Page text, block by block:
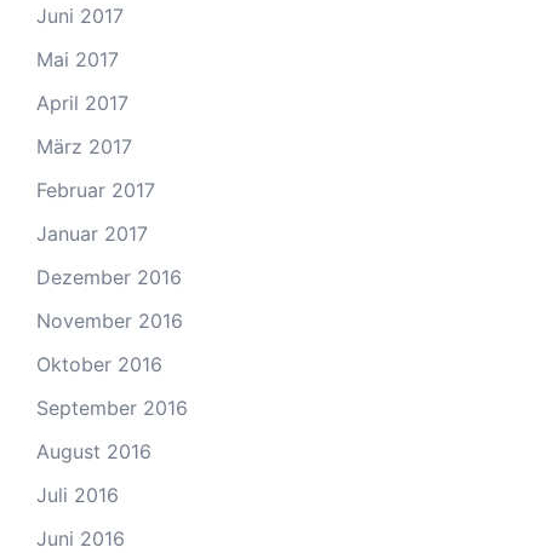
Juni 2017
Mai 2017
April 2017
März 2017
Februar 2017
Januar 2017
Dezember 2016
November 2016
Oktober 2016
September 2016
August 2016
Juli 2016
Juni 2016